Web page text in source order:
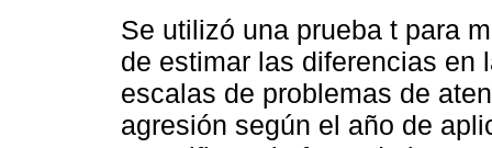
Se utilizó una prueba t para
de estimar las diferencias en
escalas de problemas de
agresión según el año de